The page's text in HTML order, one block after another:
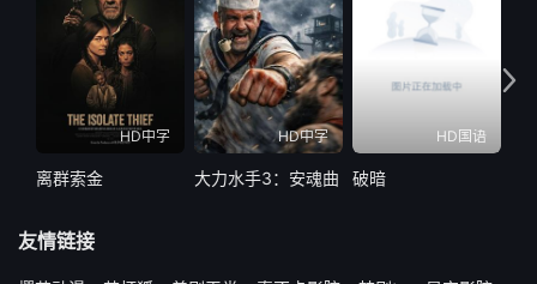
HD中字
离群索金
HD中字
大力水手3：安魂曲
HD国语
破暗
友情链接